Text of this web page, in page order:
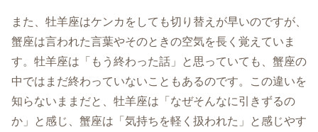
また、牡羊座はケンカをしても切り替えが早いのですが、
蟹座は言われた言葉やそのときの空気を長く覚えていま
す。牡羊座は「もう終わった話」と思っていても、蟹座の
中ではまだ終わっていないこともあるのです。この違いを
知らないままだと、牡羊座は「なぜそんなに引きずるの
か」と感じ、蟹座は「気持ちを軽く扱われた」と感じやす